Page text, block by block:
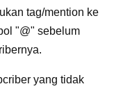
tag/mention ke
"@" sebelum
yang tidak